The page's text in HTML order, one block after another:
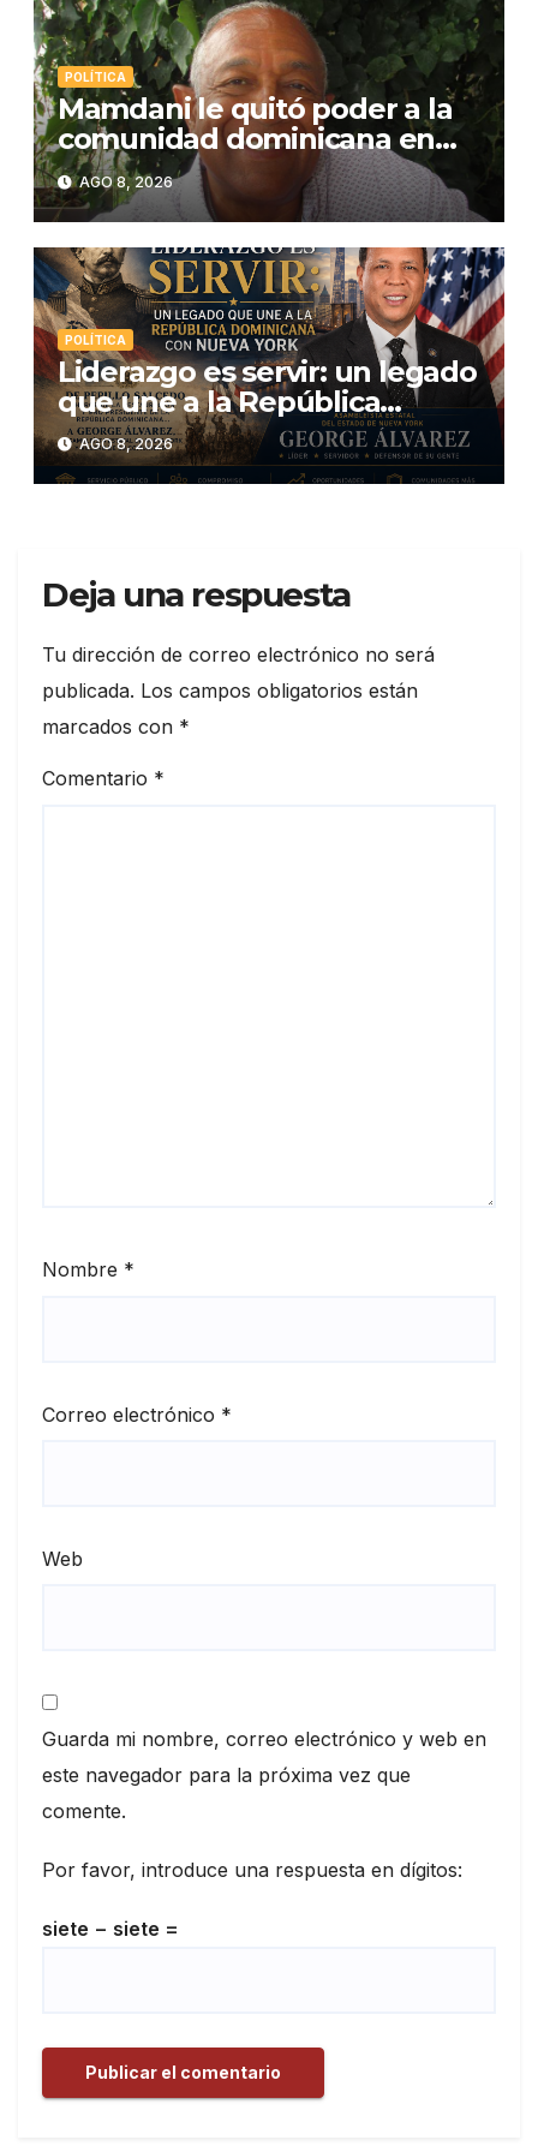
POLÍTICA
Mamdani le quitó poder a la
comunidad dominicana en
Washington
AGO 8, 2026
POLÍTICA
Liderazgo es servir: un legado
que une a la República
Dominicana con Nueva York
AGO 8, 2026
Deja una respuesta
Tu dirección de correo electrónico no será
publicada. Los campos obligatorios están
marcados con *
Comentario *
Nombre *
Correo electrónico *
Web
Guarda mi nombre, correo electrónico y web en
este navegador para la próxima vez que
comente.
Por favor, introduce una respuesta en dígitos:
siete − siete =